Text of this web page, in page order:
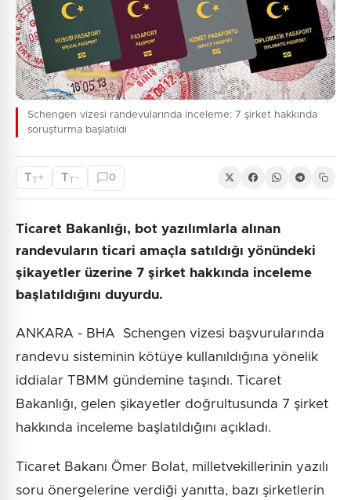
Schengen vizesi randevularında inceleme: 7 şirket hakkında
soruşturma başlatıldı
TT+ TT - 0
Ticaret Bakanlığı, bot yazılımlarla alınan
randevuların ticari amaçla satıldığı yönündeki
şikayetler üzerine 7 şirket hakkında inceleme
başlatıldığını duyurdu.
ANKARA - BHA Schengen vizesi başvurularında
randevu sisteminin kötüye kullanıldığına yönelik
iddialar TBMM gündemine taşındı. Ticaret
Bakanlığı, gelen şikayetler doğrultusunda 7 şirket
hakkında inceleme başlatıldığını açıkladı.
Ticaret Bakanı Ömer Bolat, milletvekillerinin yazılı
soru önergelerine verdiği yanıtta, bazı şirketlerin